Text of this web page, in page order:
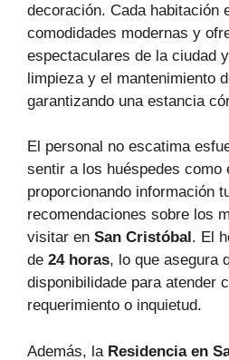
decoración. Cada habitación
comodidades modernas y
espectaculares de la ciudad
limpieza y el mantenimiento
garantizando una estancia
El personal no escatima
sentir a los huéspedes como
proporcionando información
recomendaciones sobre los
visitar en San Cristóbal. El
de 24 horas, lo que asegura
disponibilidade para atender
requerimiento o inquietud.
Además, la Residencia en